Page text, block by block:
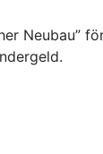
Neubau”